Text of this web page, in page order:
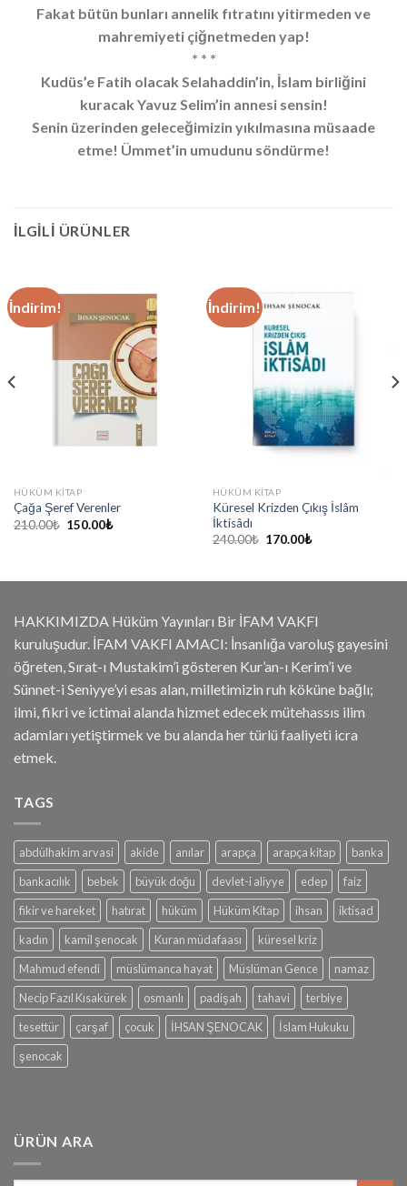
Fakat bütün bunları annelik fıtratını yitirmeden ve
mahremiyeti çiğnetmeden yap!
* * *
Kudüs’e Fatih olacak Selahaddin’in, İslam birliğini
kuracak Yavuz Selim’in annesi sensin!
Senin üzerinden geleceğimizin yıkılmasına müsaade
etme! Ümmet’in umudunu söndürme!
İLGILI ÜRÜNLER
İndirim!
HÜKÜM KITAP
Çağa Şeref Verenler
210.00₺ Orijinal
150.00₺Şu
İndirim!
HÜKÜM KITAP
Küresel Krizden Çıkış İslâm
İktisâdı
240.00₺ Orijinal
170.00₺Şu
HAKKIMIZDA Hüküm Yayınları Bir İFAM VAKFI
kuruluşudur. İFAM VAKFI AMACI: İnsanlığa varoluş gayesini
öğreten, Sırat-ı Mustakim’i gösteren Kur’an-ı Kerim’i ve
Sünnet-i Seniyye’yi esas alan, milletimizin ruh köküne bağlı;
ilmi, fikri ve ictimai alanda hizmet edecek mütehassıs ilim
adamları yetiştirmek ve bu alanda her türlü faaliyeti icra
etmek.
TAGS
abdülhakim arvasi akide anılar arapça arapça kitap
banka
bankacılık
bebek büyük doğu devlet-i aliyye edep
faiz
fikir ve hareket
hatırat hüküm Hüküm Kitap ihsan
iktisad
kadın
kamil şenocak Kuran müdafaası
küresel kriz
Mahmud efendi
müslümanca hayat Müslüman Gence
namaz
Necip Fazıl Kısakürek
osmanlı padişah tahavi
terbiye
tesettür
çarşaf çocuk İHSAN ŞENOCAK
İslam Hukuku
şenocak
ÜRÜN ARA